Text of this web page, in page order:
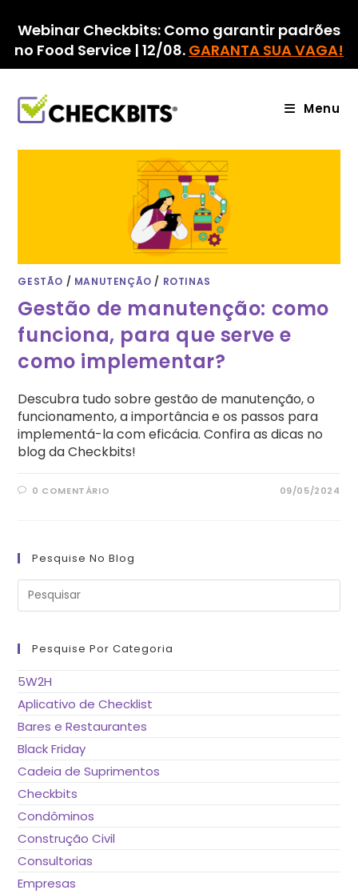
para
conteúdo
Webinar Checkbits: Como garantir padrões
no Food Service | 12/08. GARANTA SUA VAGA!
Menu
GESTÃO / MANUTENÇÃO / ROTINAS
Gestão de manutenção: como
funciona, para que serve e
como implementar?
Descubra tudo sobre gestão de manutenção, o
funcionamento, a importância e os passos para
implementá-la com eficácia. Confira as dicas no
blog da Checkbits!
0 COMENTÁRIO 09/05/2024
Pesquise No Blog
Pesquise Por Categoria
5W2H
Aplicativo de Checklist
Bares e Restaurantes
Black Friday
Cadeia de Suprimentos
Checkbits
Condôminos
Construção Civil
Consultorias
Empresas